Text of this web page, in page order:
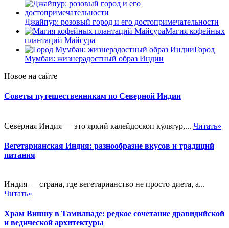
Джайпур: розовый город и его достопримечательности
Магия кофейных
плантаций Майсура
Город
Мумбаи: жизнерадостный образ Индии
Новое на сайте
Советы путешественникам по Северной Индии
Северная Индия — это яркий калейдоскоп культур,... Читать»
Вегетарианская Индия: разнообразие вкусов и традиций
питания
Индия — страна, где вегетарианство не просто диета, а...
Читать»
Храм Вишну в Тамилнаде: редкое сочетание дравидийской
и ведической архитектуры